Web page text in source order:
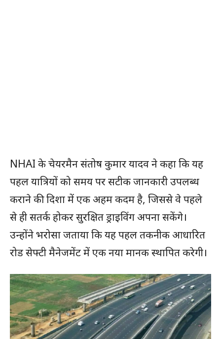
NHAI के चेयरमैन संतोष कुमार यादव ने कहा कि यह
पहल यात्रियों को समय पर सटीक जानकारी उपलब्ध
कराने की दिशा में एक अहम कदम है, जिससे वे पहले
से ही सतर्क होकर सुरक्षित ड्राइविंग अपना सकेंगे।
उन्होंने भरोसा जताया कि यह पहल तकनीक आधारित
रोड सेफ्टी मैनेजमेंट में एक नया मानक स्थापित करेगी।